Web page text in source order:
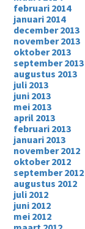
februari 2014
januari 2014
december 2013
november 2013
oktober 2013
september 2013
augustus 2013
juli 2013
juni 2013
mei 2013
april 2013
februari 2013
januari 2013
november 2012
oktober 2012
september 2012
augustus 2012
juli 2012
juni 2012
mei 2012